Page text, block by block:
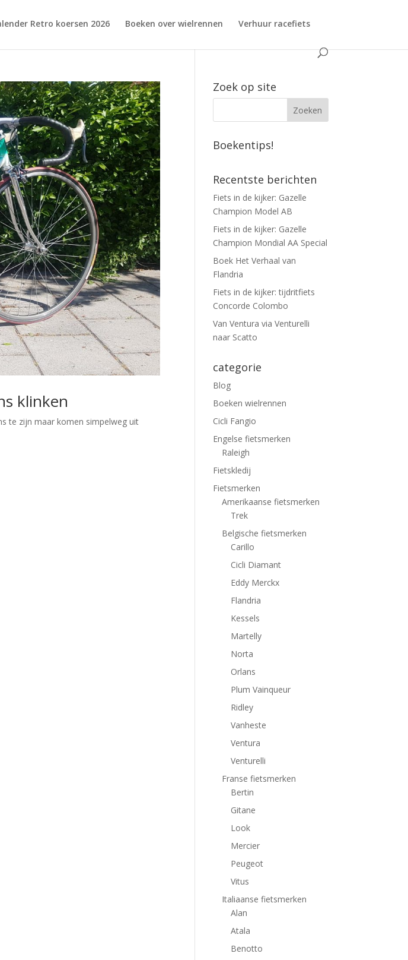
Retro koersen 2026 Boeken over wielrennen Verhuur racefiets
klinken
te zijn maar komen simpelweg uit
Zoek op site
Boekentips!
Recentste berichten
Fiets in de kijker: Gazelle
Champion Model AB
Fiets in de kijker: Gazelle
Champion Mondial AA Special
Boek Het Verhaal van
Flandria
Fiets in de kijker: tijdritfiets
Concorde Colombo
Van Ventura via Venturelli
naar Scatto
categorie
Blog
Boeken wielrennen
Cicli Fangio
Engelse fietsmerken
Raleigh
Fietskledij
Fietsmerken
Amerikaanse fietsmerken
Trek
Belgische fietsmerken
Carillo
Cicli Diamant
Eddy Merckx
Flandria
Kessels
Martelly
Norta
Orlans
Plum Vainqueur
Ridley
Vanheste
Ventura
Venturelli
Franse fietsmerken
Bertin
Gitane
Look
Mercier
Peugeot
Vitus
Italiaanse fietsmerken
Alan
Atala
Benotto